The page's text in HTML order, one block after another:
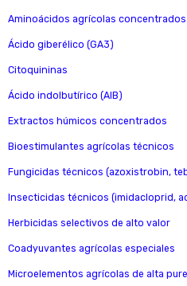
Aminoácidos agrícolas concentrados
Ácido giberélico (GA3)
Citoquininas
Ácido indolbutírico (AIB)
Extractos húmicos concentrados
Bioestimulantes agrícolas técnicos
Fungicidas técnicos (azoxistrobin,
Insecticidas técnicos (imidacloprid,
Herbicidas selectivos de alto valor
Coadyuvantes agrícolas especiales
Microelementos agrícolas de alta